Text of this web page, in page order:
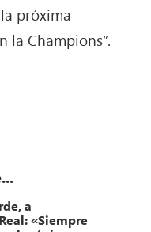
próxima
la Champions”.
a
«Siempre